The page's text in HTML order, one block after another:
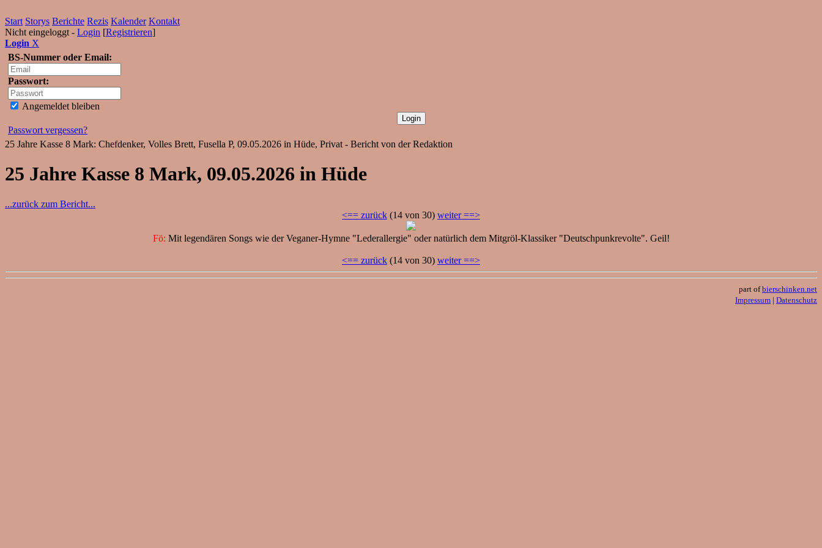
Start Storys Berichte Rezis Kalender Kontakt
Nicht eingeloggt - Login [Registrieren]
Login X
BS-Nummer oder Email:
Passwort:
Angemeldet bleiben
Passwort vergessen?
25 Jahre Kasse 8 Mark: Chefdenker, Volles Brett, Fusella P, 09.05.2026 in Hüde, Privat - Bericht von der Redaktion
25 Jahre Kasse 8 Mark, 09.05.2026 in Hüde
...zurück zum Bericht...
<== zurück (14 von 30) weiter ==>
Fö: Mit legendären Songs wie der Veganer-Hymne "Lederallergie" oder natürlich dem Mitgröl-Klassiker "Deutschpunkrevolte". Geil!
<== zurück (14 von 30) weiter ==>
part ofbierschinken.net
Impressum | Datenschutz